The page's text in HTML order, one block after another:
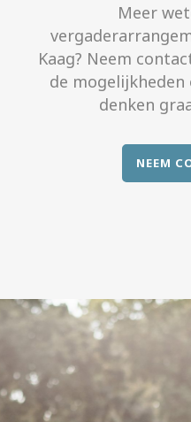
Meer
Kaag? Neem
de mogelijkheden
denken
NEEM